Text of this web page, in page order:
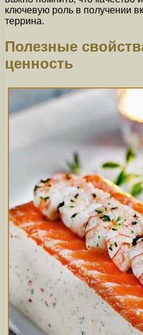
ключевую роль в получении
террина.
Полезные
ценность